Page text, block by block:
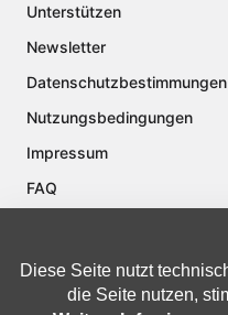
Unterstützen
Newsletter
Datenschutzbestimmungen
Nutzungsbedingungen
Impressum
FAQ
Diese Seite nutzt
die Seite nutzen,